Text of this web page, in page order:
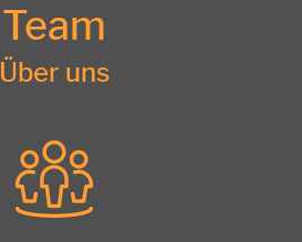
Team
Über uns